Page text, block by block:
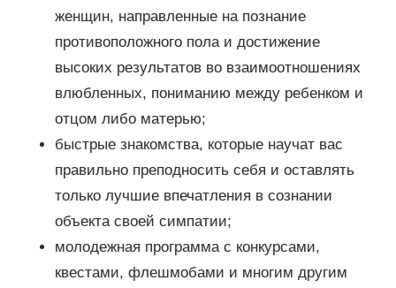
женщин, направленные на познание
противоположного пола и достижение
высоких результатов во взаимоотношениях
влюбленных, пониманию между ребенком и
отцом либо матерью;
быстрые знакомства, которые научат вас
правильно преподносить себя и оставлять
только лучшие впечатления в сознании
объекта своей симпатии;
молодежная программа с конкурсами,
квестами, флешмобами и многим другим